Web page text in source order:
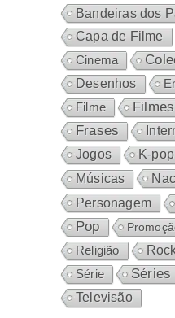
Bandeiras dos
Capa de Filme
Cinema
Desenhos
Filme
Filmes
Frases
Jogos
K-pop
Músicas
Personagem
Pop
Religião
Série Séries
Televisão